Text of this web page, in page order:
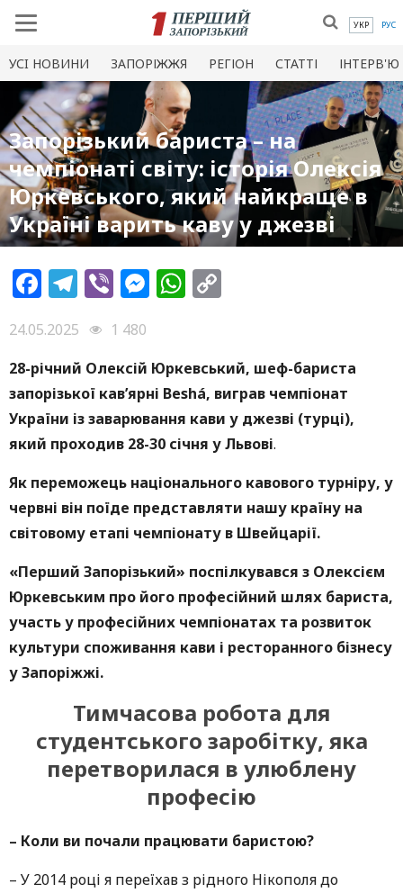
УКР РУС
УСI НОВИНИ ЗАПОРІЖЖЯ РЕГІОН СТАТТІ ІНТЕРВ'Ю
Запорізький бариста – на
чемпіонаті світу: історія Олексія
Юркевського, який найкраще в
Україні варить каву у джезві
Facebook
Telegram
ViberMessenger
WhatsApp
24.05.2025
1 480
28-річний Олексій Юркевський, шеф-бариста
запорізької кав’ярні Beshá, виграв чемпіонат
України із заварювання кави у джезві (турці),
який проходив 28-30 січня у Львові.
Як переможець національного кавового турніру, у
червні він поїде представляти нашу країну на
світовому етапі чемпіонату в Швейцарії.
«Перший Запорізький» поспілкувався з Олексієм
Юркевським про його професійний шлях бариста,
участь у професійних чемпіонатах та розвиток
культури споживання кави і ресторанного бізнесу
у Запоріжжі.
Тимчасова робота для
студентського заробітку, яка
перетворилася в улюблену
професію
– Коли ви почали працювати баристою?
– У 2014 році я переїхав з рідного Нікополя до